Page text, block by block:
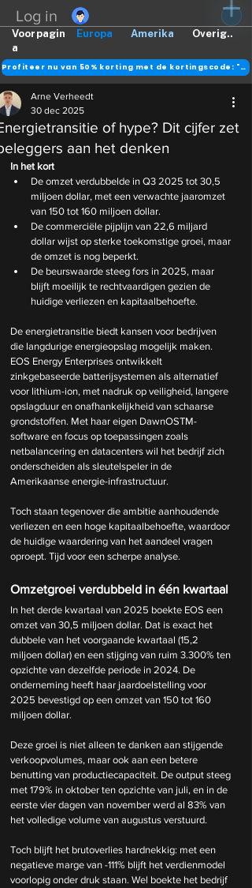
Log in
Europa Amerika Overig..
Voorpagin
a
Profiteer nu van 50% korting met de kortingscode: "DANK"
of hype? Dit cijfer zet
aan het denken
Arne Verheedt
30 dec 2025
In het kort
De omzet verdubbelde in Q3 2025 tot 30,5
miljoen dollar, met een verwachte jaaromzet
van 150 tot 160 miljoen dollar.
De commerciële pijplijn van 22,6 miljard
dollar wijst op sterke toekomstige groei, maar
de omzet is nog beperkt.
De beurswaarde steeg fors in 2025, maar
blijft moeilijk te rechtvaardigen gezien de
huidige verliezen en kapitaalbehoefte.
De energietransitie biedt kansen voor bedrijven
die langdurige energieopslag mogelijk maken.
EOS Energy Enterprises ontwikkelt
zinkgebaseerde batterijsystemen als alternatief
voor lithium-ion, met nadruk op veiligheid, langere
opslagduur en onafhankelijkheid van schaarse
grondstoffen. Met haar eigen DawnOSTM-
software en focus op toepassingen zoals
netbalancering en datacenters wil het bedrijf zich
onderscheiden als sleutelspeler in de
Amerikaanse energie-infrastructuur.
Toch staan tegenover die ambitie aanhoudende
verliezen en een hoge kapitaalbehoefte, waardoor
de huidige waardering van het aandeel vragen
oproept. Tijd voor een scherpe analyse.
Omzetgroei verdubbeld in één kwartaal
In het derde kwartaal van 2025 boekte EOS een
omzet van 30,5 miljoen dollar. Dat is exact het
dubbele van het voorgaande kwartaal (15,2
miljoen dollar) en een stijging van ruim 3.300% ten
opzichte van dezelfde periode in 2024. De
onderneming heeft haar jaardoelstelling voor
2025 bevestigd op een omzet van 150 tot 160
miljoen dollar.
Deze groei is niet alleen te danken aan stijgende
verkoopvolumes, maar ook aan een betere
benutting van productiecapaciteit. De output steeg
met 179% in oktober ten opzichte van juli, en in de
eerste vier dagen van november werd al 83% van
het volledige volume van augustus verstuurd.
Toch blijft het brutoverlies hardnekkig: met een
negatieve marge van -111% blijft het verdienmodel
voorlopig onder druk staan. Wel boekte het bedrijf